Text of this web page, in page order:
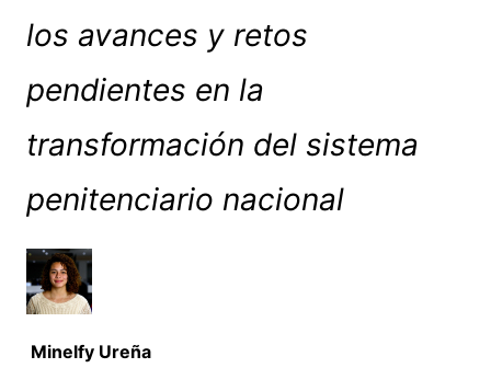
los avances y retos
pendientes en la
transformación del sistema
penitenciario nacional
Minelfy Ureña